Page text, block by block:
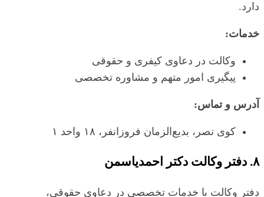
دارد.
خدمات:
وکالت در دعاوی کیفری و حقوقی
پیگیری امور متهم و مشاوره تخصصی
آدرس و تماس:
کوی نصر، بدیع‌الزمان فروزانفر، ۱۸ واحد ۱
۸. دفتر وکالت دکتر احمدیاسمن
دفتر وکالت با خدمات تخصصی در دعاوی حقوقی،